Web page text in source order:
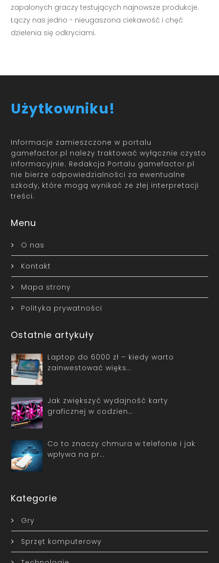
zapalonych graczy testujących najnowsze produkcje.
Łączy nas jedno - nieugaszona ciekawość i chęć
dzielenia się odkryciami.
Użytkowniku!
Informacje zamieszczone w portalu
gamefactor.pl należy traktować wyłącznie czysto
informacyjnie. Redakcja Portalu gamefactor.pl
nie bierze odpowiedzialności za ewentualne
szkody, które mogą wynikać ze złej interpretacji
treści.
Menu
O nas
Kontakt
Mapa strony
Polityka prywatności
Ostatnie artykuły
Laptop do 6000 zł – kiedy warto
zainwestować więks…
Jak zwiększyć wydajność karty
graficznej w codzien…
Co to znaczy chmura w telefonie i jak
wpływa na pr…
Kategorie
Gry
Sprzęt komputerowy